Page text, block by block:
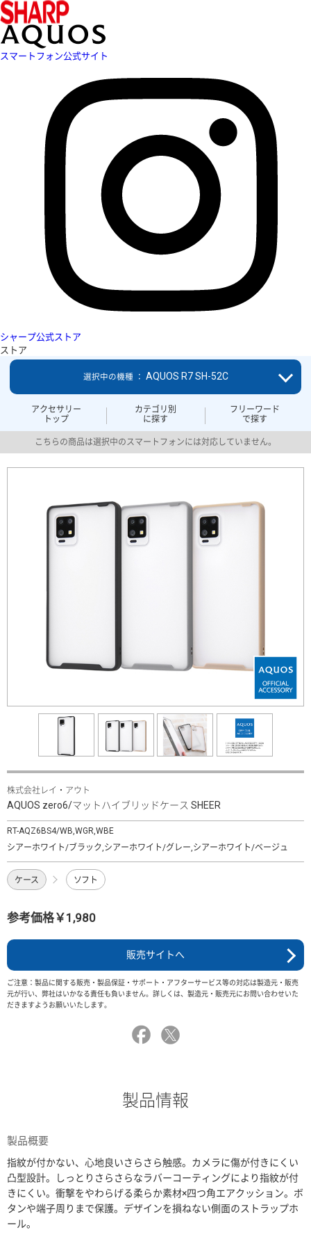
スマートフォン公式サイト
シャープ公式ストア
ストア
アクセサリー
トップ
カテゴリ別
に探す
フリーワード
で探す
選択中の機種 ： AQUOS R7 SH-52C
こちらの商品は選択中のスマートフォンには対応していません。
株式会社レイ・アウト
AQUOS zero6/マットハイブリッドケース SHEER
RT-AQZ6BS4/WB,WGR,WBE
シアーホワイト/ブラック,シアーホワイト/グレー,シアーホワイト/ベージュ
ケース ソフト
参考価格￥1,980
販売サイトへ
ご注意：製品に関する販売・製品保証・サポート・アフターサービス等の対応は製造元・販売
元が行い、弊社はいかなる責任も負いません。詳しくは、製造元・販売元にお問い合わせいた
だきますようお願いいたします。
製品情報
製品概要
指紋が付かない、心地良いさらさら触感。カメラに傷が付きにくい
凸型設計。しっとりさらさらなラバーコーティングにより指紋が付
きにくい。衝撃をやわらげる柔らか素材×四つ角エアクッション。ボ
タンや端子周りまで保護。デザインを損ねない側面のストラップホ
ール。